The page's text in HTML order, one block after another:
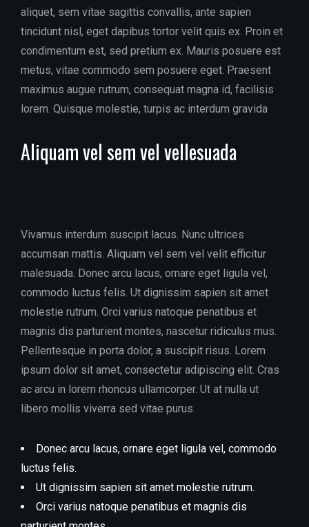
aliquet, sem vitae sagittis convallis, ante sapien
tincidunt nisl, eget dapibus tortor velit quis ex. Proin et
condimentum est, sed pretium ex. Mauris posuere est
metus, vitae commodo sem posuere eget. Praesent
maximus augue rutrum, consequat magna id, facilisis
lorem. Quisque molestie, turpis ac interdum gravida
Aliquam vel sem vel vellesuada
Vivamus interdum suscipit lacus. Nunc ultrices
accumsan mattis. Aliquam vel sem vel velit efficitur
malesuada. Donec arcu lacus, ornare eget ligula vel,
commodo luctus felis. Ut dignissim sapien sit amet
molestie rutrum. Orci varius natoque penatibus et
magnis dis parturient montes, nascetur ridiculus mus.
Pellentesque in porta dolor, a suscipit risus. Lorem
ipsum dolor sit amet, consectetur adipiscing elit. Cras
ac arcu in lorem rhoncus ullamcorper. Ut at nulla ut
libero mollis viverra sed vitae purus.
Donec arcu lacus, ornare eget ligula vel, commodo
luctus felis.
Ut dignissim sapien sit amet molestie rutrum.
Orci varius natoque penatibus et magnis dis